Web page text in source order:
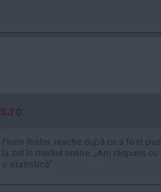
Florin Ristei, reacție după ce a fost pus
la zid în mediul online: „Am răspuns cu
o statistică”